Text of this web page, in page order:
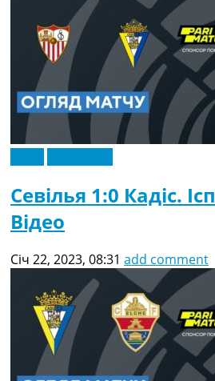
Севілья 1:0 Кадіс.
Відео
Січ 22, 2023, 08:31 add comment